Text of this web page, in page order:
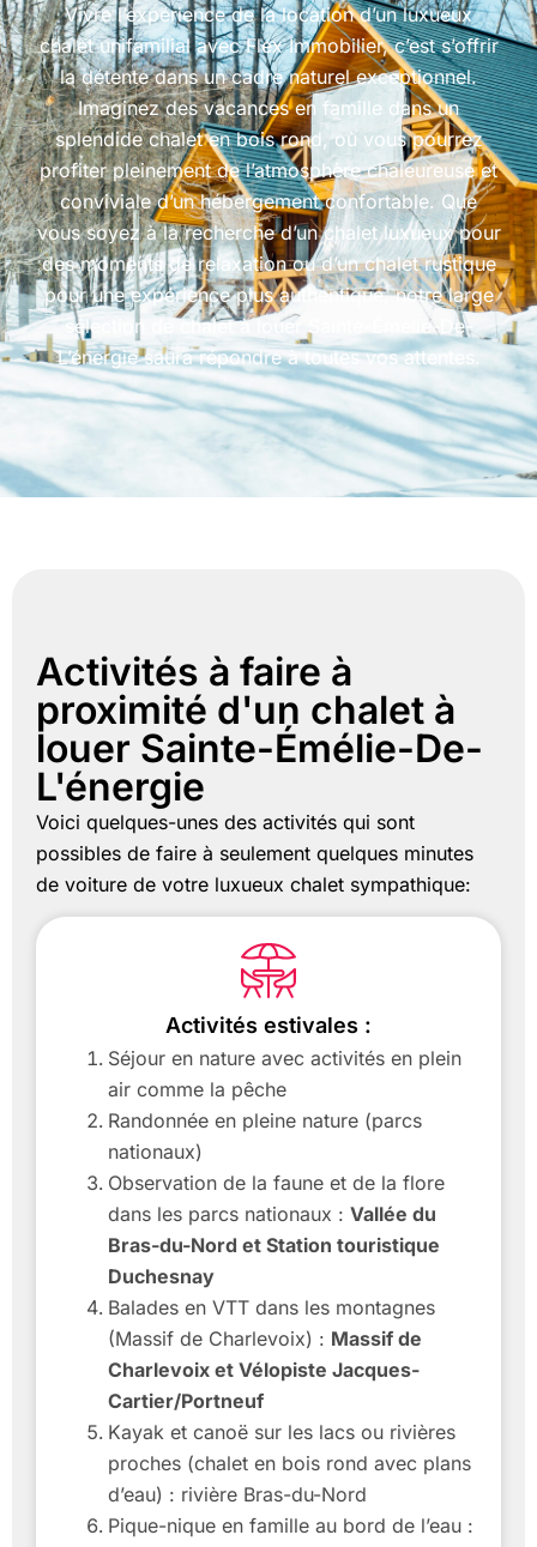
Vivre l’expérience de la location d’un luxueux
chalet unifamilial avec Flex Immobilier, c’est s’offrir
la détente dans un cadre naturel exceptionnel.
Imaginez des vacances en famille dans un
splendide chalet en bois rond, où vous pourrez
profiter pleinement de l’atmosphère chaleureuse et
conviviale d’un hébergement confortable. Que
vous soyez à la recherche d’un chalet luxueux pour
des moments de relaxation ou d’un chalet rustique
pour une expérience plus authentique, notre large
sélection de chalet à louer Sainte-Émélie-De-
L’énergiesaura répondre à toutes vos attentes.
Activités à faire à
proximité d'un chalet à
louer Sainte-Émélie-De-
L'énergie
Voici quelques-unes des activités qui sont
possibles de faire à seulement quelques minutes
de voiture de votre luxueux chalet sympathique:
Activités estivales :
Séjour en nature avec activités en plein
air comme la pêche
Randonnée en pleine nature (parcs
nationaux)
Observation de la faune et de la flore
dans les parcs nationaux : Vallée du
Bras-du-Nord et Station touristique
Duchesnay
Balades en VTT dans les montagnes
(Massif de Charlevoix) : Massif de
Charlevoix et Vélopiste Jacques-
Cartier/Portneuf
Kayak et canoë sur les lacs ou rivières
proches (chalet en bois rond avec plans
d’eau) : rivière Bras-du-Nord
Pique-nique en famille au bord de l’eau :